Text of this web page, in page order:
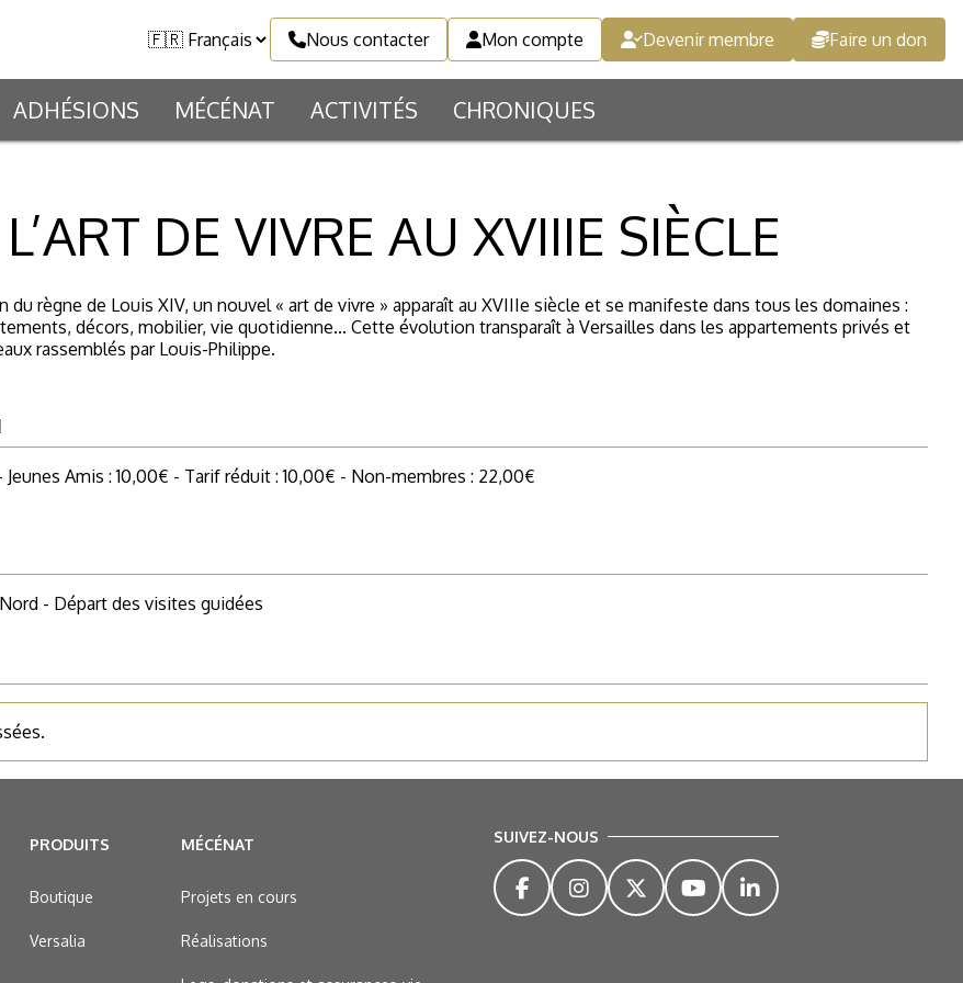
Nous contacter Mon compte Devenir membre Faire un don
ADHÉSIONS MÉCÉNAT ACTIVITÉS CHRONIQUES
DE VIVRE AU XVIIIE SIÈCLE
du règne de Louis XIV, un nouvel « art de vivre » apparaît au XVIIIe siècle et se manifeste dans tous les domaines :
décors, mobilier, vie quotidienne... Cette évolution transparaît à Versailles dans les appartements privés et
rassemblés par Louis-Philippe.
Jeunes Amis : 10,00€ - Tarif réduit : 10,00€ - Non-membres : 22,00€
- Départ des visites guidées
PRODUITS
Boutique
Versalia
MÉCÉNAT
Projets en cours
Réalisations
SUIVEZ-NOUS